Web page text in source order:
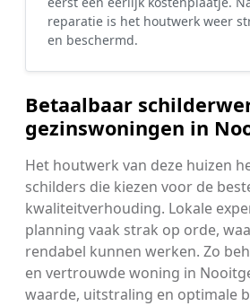
reparatie is het houtwerk weer
en beschermd.
Betaalbaar
gezinswoningen in
Het houtwerk van deze huizen
schilders die kiezen voor de
kwaliteitverhouding. Lokale
planning vaak strak op orde,
rendabel kunnen werken. Zo
en vertrouwde woning in
waarde, uitstraling en optimale